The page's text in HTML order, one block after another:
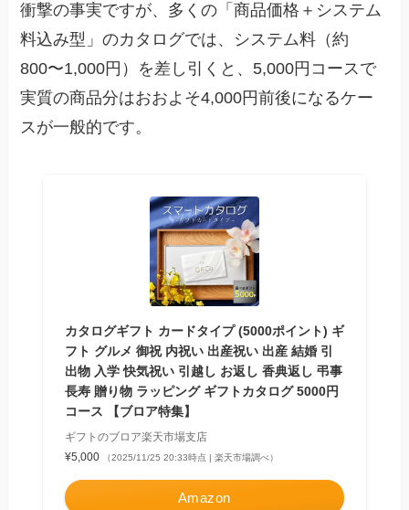
衝撃の事実ですが、多くの「商品価格＋システム
料込み型」のカタログでは、システム料（約
800〜1,000円）を差し引くと、5,000円コースで
実質の商品分はおおよそ4,000円前後になるケー
スが一般的です。
カタログギフト カードタイプ (5000ポイント) ギ
フト グルメ 御祝 内祝い 出産祝い 出産 結婚 引
出物 入学 快気祝い 引越し お返し 香典返し 弔事
長寿 贈り物 ラッピング ギフトカタログ 5000円
コース 【ブロア特集】
ギフトのブロア楽天市場支店
¥5,000
（2025/11/25 20:33時点 | 楽天市場調べ）
Amazon